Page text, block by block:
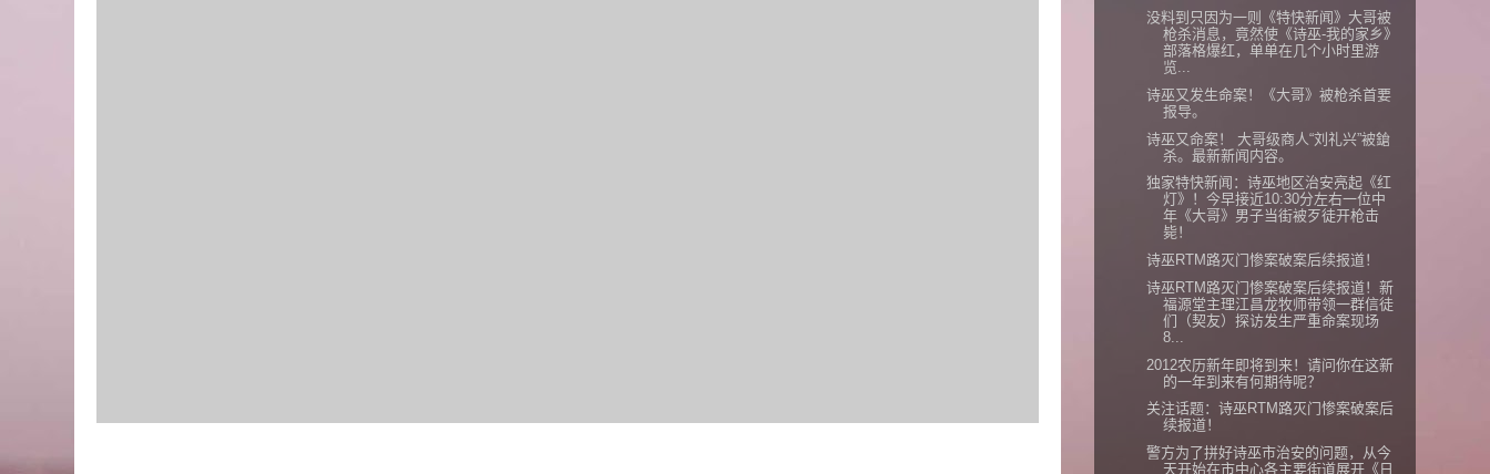
没料到只因为一则《特快新闻》大哥被
枪杀消息，竟然使《诗巫-我的家乡》
部落格爆红，单单在几个小时里游
览...
诗巫又发生命案！《大哥》被枪杀首要
报导。
诗巫又命案！ 大哥级商人“刘礼兴”被鎗
杀。最新新闻内容。
独家特快新闻：诗巫地区治安亮起《红
灯》！今早接近10:30分左右一位中
年《大哥》男子当街被歹徒开枪击
毙！
诗巫RTM路灭门惨案破案后续报道！
诗巫RTM路灭门惨案破案后续报道！新
福源堂主理江昌龙牧师带领一群信徒
们（契友）探访发生严重命案现场
8...
2012农历新年即将到来！请问你在这新
的一年到来有何期待呢？
关注话题：诗巫RTM路灭门惨案破案后
续报道！
警方为了拼好诗巫市治安的问题，从今
天开始在市中心各主要街道展开《日